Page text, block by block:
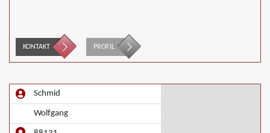
KONTAKT PROFIL
Schmid
Wolfgang